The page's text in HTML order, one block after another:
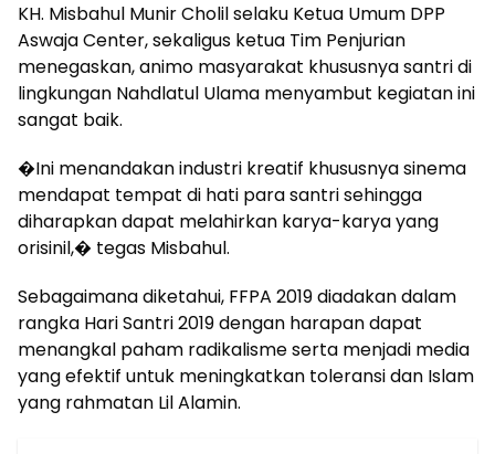
KH. Misbahul Munir Cholil selaku Ketua Umum DPP
Aswaja Center, sekaligus ketua Tim Penjurian
menegaskan, animo masyarakat khususnya santri di
lingkungan Nahdlatul Ulama menyambut kegiatan ini
sangat baik.
�Ini menandakan industri kreatif khususnya sinema
mendapat tempat di hati para santri sehingga
diharapkan dapat melahirkan karya-karya yang
orisinil,� tegas Misbahul.
Sebagaimana diketahui, FFPA 2019 diadakan dalam
rangka Hari Santri 2019 dengan harapan dapat
menangkal paham radikalisme serta menjadi media
yang efektif untuk meningkatkan toleransi dan Islam
yang rahmatan Lil Alamin.